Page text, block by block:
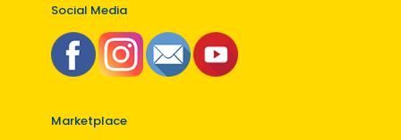
Social Media
Marketplace